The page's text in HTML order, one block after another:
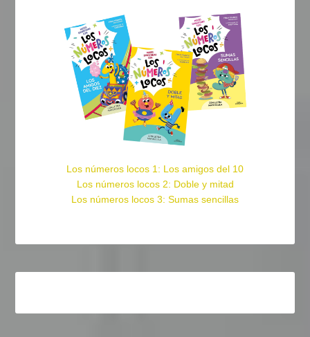
Los números locos 1: Los amigos del 10
Los números locos 2: Doble y mitad
Los números locos 3: Sumas sencillas